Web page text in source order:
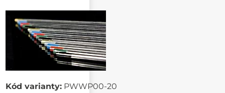
Kód varianty: PWWP00-20